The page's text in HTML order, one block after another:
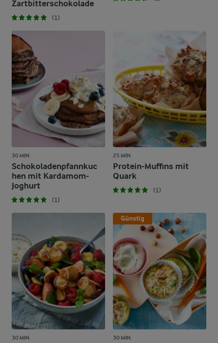
Zartbitterschokolade
(1)
30 MIN.
Schokoladenpfannkuc
hen mit Kardamom-
Joghurt
(1)
25 MIN.
Protein-Muffins mit
Quark
(1)
30 MIN.
Günstig
30 MIN.